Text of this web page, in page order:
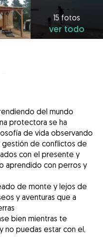
15 fotos
ver todo
del mundo
protectora se ha
de vida observando
gestión de conflictos de
con el presente y
aprendido con perros y
de monte y lejos de
y aventuras que a
bien mientras te
no puedas estar con el,